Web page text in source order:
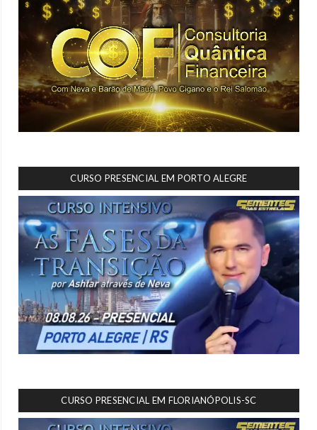
CURSO PRESENCIAL EM PORTO ALEGRE
CURSO PRESENCIAL EM FLORIANÓPOLIS-SC